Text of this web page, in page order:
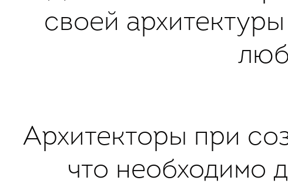
своей
Архитекторы при
что необходимо